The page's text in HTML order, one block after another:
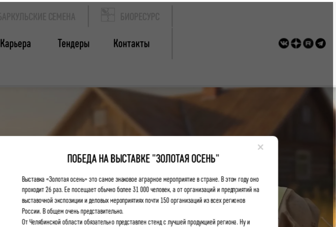
Карьера Тендеры Контакты
×
ПОБЕДА НА ВЫСТАВКЕ "ЗОЛОТАЯ ОСЕНЬ"
Выставка «Золотая осень» это самое знаковое аграрное мероприятие в стране. В этом году оно
проходит 26 раз. Ее посещает обычно более 31 000 человек, а от организаций и предприятий на
выставочной экспозиции и деловых мероприятиях почти 150 организаций из всех регионов
России. В общем очень представительно.
От Челябинской области обязательно представлен стенд с лучшей продукцией региона. Ну и